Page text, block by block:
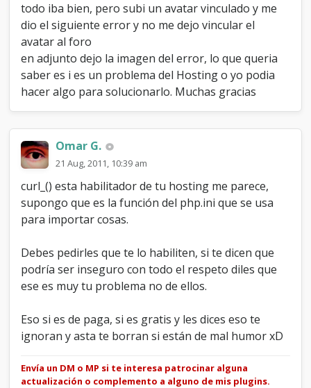
i
o
e
s
d
e
o
todo iba bien, pero subi un avatar vinculado y me
dio el siguiente error y no me dejo vincular el
avatar al foro
en adjunto dejo la imagen del error, lo que queria
saber es i es un problema del Hosting o yo podia
hacer algo para solucionarlo. Muchas gracias
Omar G.
21 Aug, 2011, 10:39 am
curl_() esta habilitador de tu hosting me parece,
supongo que es la función del php.ini que se usa
para importar cosas.
Debes pedirles que te lo habiliten, si te dicen que
podría ser inseguro con todo el respeto diles que
ese es muy tu problema no de ellos.
Eso si es de paga, si es gratis y les dices eso te
ignoran y asta te borran si están de mal humor xD
Envía un DM o MP si te interesa patrocinar alguna
actualización o complemento a alguno de mis plugins.